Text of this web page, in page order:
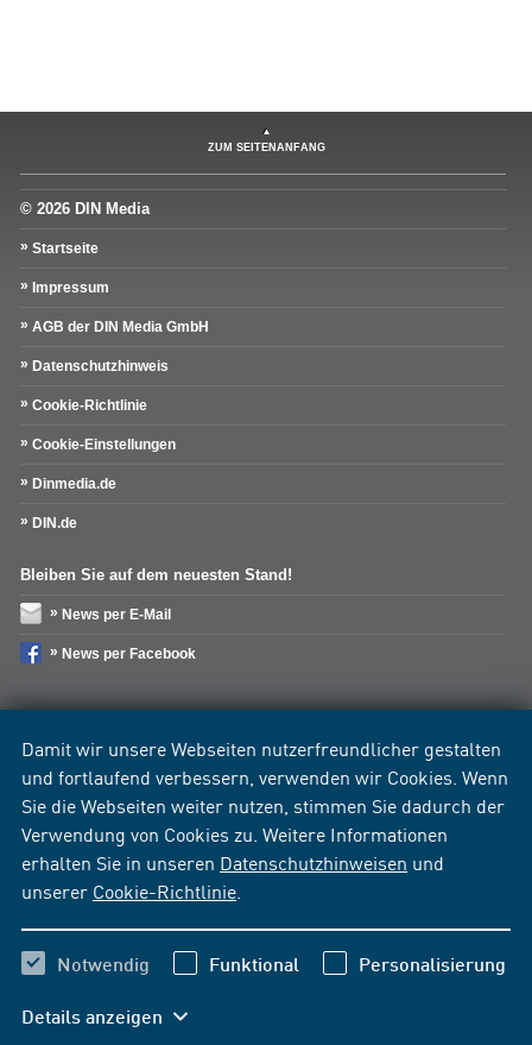
Damit wir unsere Webseiten nutzerfreundlicher gestalten
und fortlaufend verbessern, verwenden wir Cookies. Wenn
Sie die Webseiten weiter nutzen, stimmen Sie dadurch der
Verwendung von Cookies zu. Weitere Informationen
erhalten Sie in unseren Datenschutzhinweisen und
unserer Cookie-Richtlinie
Notwendig Funktional Personalisierung
Details anzeigen
ZUM SEITENANFANG
© 2026 DIN Media
Startseite
Impressum
AGB der DIN Media GmbH
Datenschutzhinweis
Cookie-Richtlinie
Cookie-Einstellungen
Dinmedia.de
DIN.de
Bleiben Sie auf dem neuesten Stand!
News per E-Mail
News per Facebook